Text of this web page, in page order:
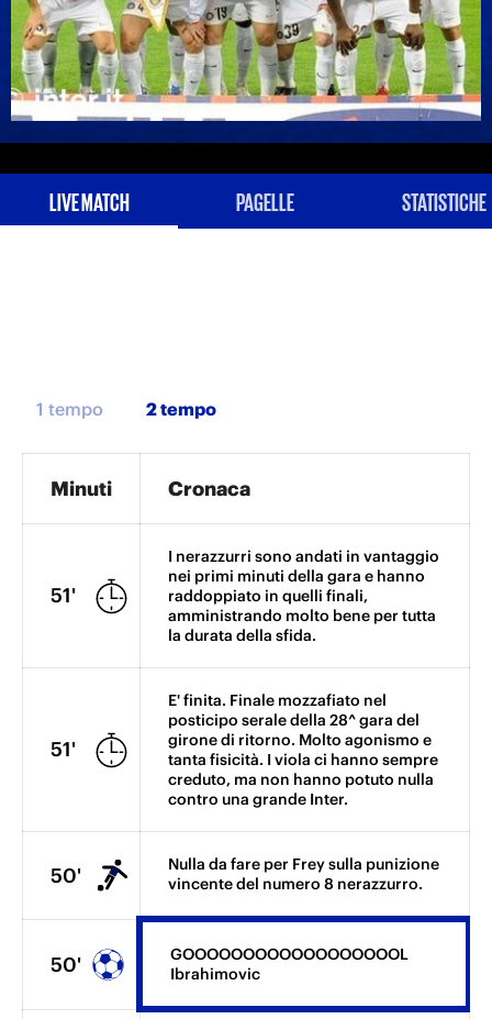
LIVE MATCH PAGELLE STATISTICHE
1 tempo
Minuti Cronaca
51'
I nerazzurri sono andati in vantaggio
nei primi minuti della gara e hanno
raddoppiato in quelli finali,
amministrando molto bene per tutta
la durata della sfida.
51'
E' finita. Finale mozzafiato nel
posticipo serale della 28^ gara del
girone di ritorno. Molto agonismo e
tanta fisicità. I viola ci hanno sempre
creduto, ma non hanno potuto nulla
contro una grande Inter.
50'
Nulla da fare per Frey sulla punizione
vincente del numero 8 nerazzurro.
50'
GOOOOOOOOOOOOOOOOOOL
Ibrahimovic